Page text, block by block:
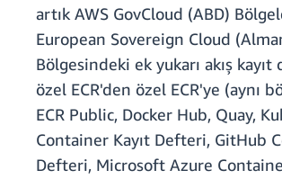
artık AWS GovCloud (ABD)
European Sovereign Cloud
Bölgesindeki ek yukarı akış
özel ECR'den özel ECR'ye (aynı
ECR Public, Docker Hub, Quay,
Container Kayıt Defteri, GitHub
Defteri, Microsoft Azure